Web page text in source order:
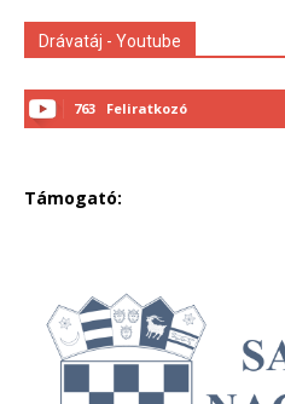
Drávatáj - Youtube
763 Feliratkozó
Támogató: